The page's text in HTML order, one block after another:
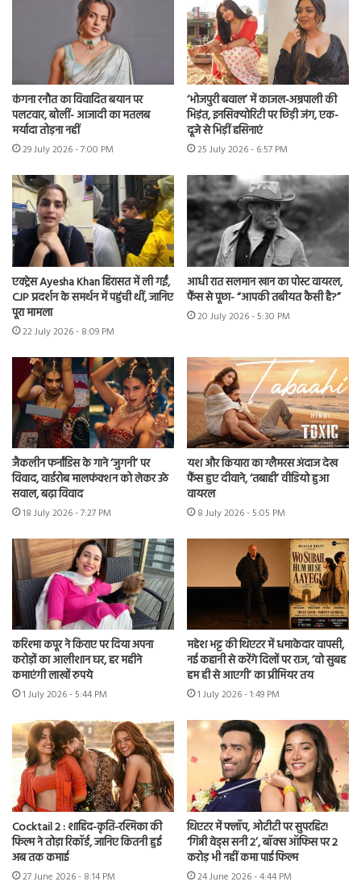
कंगना रनौत का विवादित बयान पर
पलटवार, बोलीं- आजादी का मतलब
मर्यादा तोड़ना नहीं
29 July 2026 - 7:00 PM
‘भोजपुरी बवाल’ में काजल-अम्रपाली की
भिड़ंत, इनसिक्योरिटी पर छिड़ी जंग, एक-
दूजे से भिड़ीं हसिनाएं
25 July 2026 - 6:57 PM
एक्ट्रेस Ayesha Khan हिरासत में ली गईं,
CJP प्रदर्शन के समर्थन में पहुंची थीं, जानिए
पूरा मामला
22 July 2026 - 8:09 PM
आधी रात सलमान खान का पोस्ट वायरल,
फैंस से पूछा- “आपकी तबीयत कैसी है?”
20 July 2026 - 5:30 PM
जैकलीन फर्नांडिस के गाने ‘जुगनी’ पर
विवाद, वार्डरोब मालफंक्शन को लेकर उठे
सवाल, बढ़ा विवाद
18 July 2026 - 7:27 PM
यश और कियारा का ग्लैमरस अंदाज देख
फैंस हुए दीवाने, ‘तबाही’ वीडियो हुआ
वायरल
8 July 2026 - 5:05 PM
करिश्मा कपूर ने किराए पर दिया अपना
करोड़ों का आलीशान घर, हर महीने
कमाएंगी लाखों रुपये
1 July 2026 - 5:44 PM
महेश भट्ट की थिएटर में धमाकेदार वापसी,
नई कहानी से करेंगे दिलों पर राज, ‘वो सुबह
हम ही से आएगी’ का प्रीमियर तय
1 July 2026 - 1:49 PM
Cocktail 2 : शाहिद-कृति-रश्मिका की
फिल्म ने तोड़ा रिकॉर्ड, जानिए कितनी हुई
अब तक कमाई
27 June 2026 - 8:14 PM
थिएटर में फ्लॉप, ओटीटी पर सुपरहिट!
‘गिन्नी वेड्स सनी 2’, बॉक्स ऑफिस पर 2
करोड़ भी नहीं कमा पाई फिल्म
24 June 2026 - 4:44 PM